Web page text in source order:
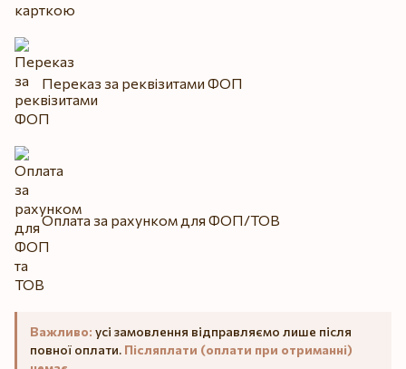
Переказ за реквізитами ФОП
Оплата за рахунком для ФОП/ТОВ
Важливо: усі замовлення відправляємо лише після
повної оплати. Післяплати (оплати при отриманні)